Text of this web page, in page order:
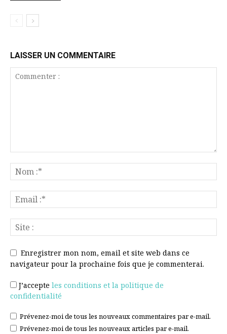
LAISSER UN COMMENTAIRE
Enregistrer mon nom, email et site web dans ce
navigateur pour la prochaine fois que je commenterai.
J’accepte les conditions et la politique de
confidentialité
Prévenez-moi de tous les nouveaux commentaires par e-mail.
Prévenez-moi de tous les nouveaux articles par e-mail.